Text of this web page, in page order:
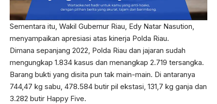
Sementara itu, Wakil Gubernur Riau, Edy Natar Nasution,
menyampaikan apresiasi atas kinerja Polda Riau.
Dimana sepanjang 2022, Polda Riau dan jajaran sudah
mengungkap 1.834 kasus dan menangkap 2.719 tersangka.
Barang bukti yang disita pun tak main-main. Di antaranya
744,47 kg sabu, 478.584 butir pil ekstasi, 131,7 kg ganja dan
3.282 butir Happy Five.